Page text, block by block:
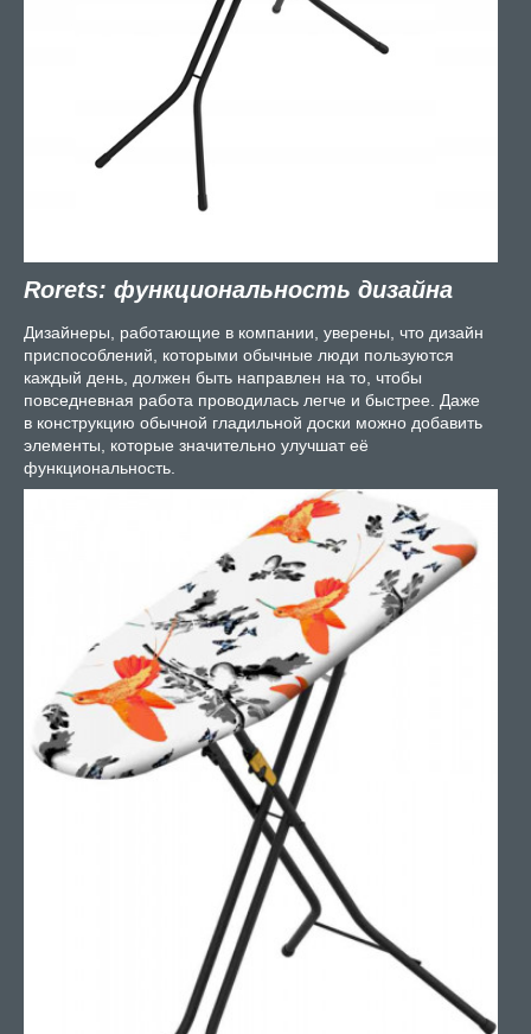
Rorets: функциональность дизайна
Дизайнеры, работающие в компании, уверены, что дизайн
приспособлений, которыми обычные люди пользуются
каждый день, должен быть направлен на то, чтобы
повседневная работа проводилась легче и быстрее. Даже
в конструкцию обычной гладильной доски можно добавить
элементы, которые значительно улучшат её
функциональность.